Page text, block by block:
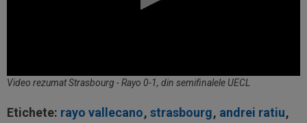
Video rezumat Strasbourg - Rayo 0-1, din semifinalele UECL
Etichete: rayo vallecano, strasbourg, andrei ratiu,